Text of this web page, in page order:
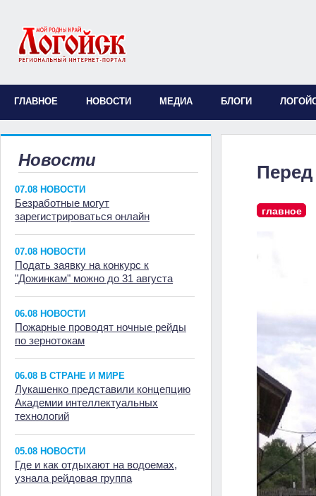
ГЛАВНОЕ НОВОСТИ МЕДИА БЛОГИ
Новости
07.08 НОВОСТИ
Безработные могут
зарегистрироваться онлайн
07.08 НОВОСТИ
Подать заявку на конкурс к
"Дожинкам" можно до 31 августа
06.08 НОВОСТИ
Пожарные проводят ночные рейды
по зернотокам
06.08 В СТРАНЕ И МИРЕ
Лукашенко представили концепцию
Академии интеллектуальных
технологий
05.08 НОВОСТИ
Где и как отдыхают на водоемах,
узнала рейдовая группа
главное